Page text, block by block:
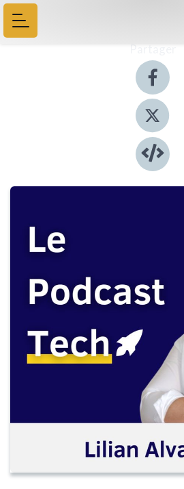
Partager